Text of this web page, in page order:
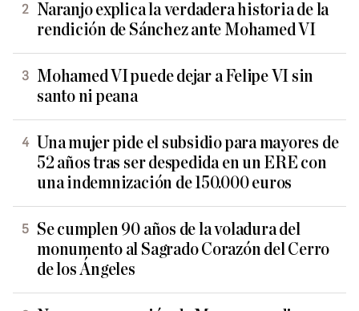
Naranjo explica la verdadera historia de la
rendición de Sánchez ante Mohamed VI
Mohamed VI puede dejar a Felipe VI sin
santo ni peana
Una mujer pide el subsidio para mayores de
52 años tras ser despedida en un ERE con
una indemnización de 150.000 euros
Se cumplen 90 años de la voladura del
monumento al Sagrado Corazón del Cerro
de los Ángeles